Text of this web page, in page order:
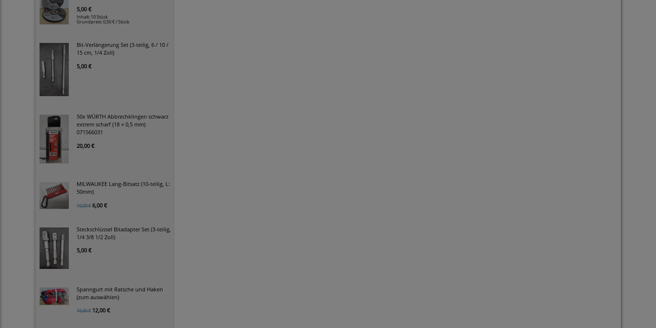
5,00 €
Inhalt: 10 Stück
Grundpreis:0,50 € / Stück
Bit-Verlängerung Set (3-teilig, 6 / 10 /
15 cm, 1/4 Zoll)
5,00 €
50x WÜRTH Abbrechklingen schwarz
extrem scharf (18 × 0,5 mm)
071566031
20,00 €
MILWAUKEE Lang-Bitsatz (10-teilig, L:
50mm)
10,00 € 6,00 €
Steckschlüssel Bitadapter Set (3-teilig,
1/4 3/8 1/2 Zoll)
5,00 €
Spanngurt mit Ratsche und Haken
(zum auswählen)
15,00 € 12,00 €